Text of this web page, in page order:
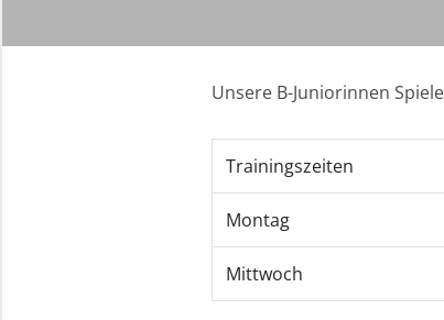
Unsere B-Juniorinnen
Trainingszeiten
Montag
Mittwoch